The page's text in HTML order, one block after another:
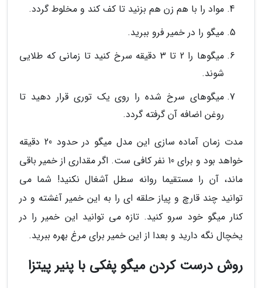
مواد را با هم زن هم بزنید تا کف کند و مخلوط گردد.
میگو را در خمیر فرو ببرید.
میگوها را 2 تا 3 دقیقه سرخ کنید تا زمانی که طلایی
شوند.
میگوهای سرخ شده را روی یک توری قرار دهید تا
روغن اضافه آن گرفته گردد.
مدت زمان آماده سازی این مدل میگو در حدود 20 دقیقه
خواهد بود و برای 10 نفر کافی ست. اگر مقداری از خمیر باقی
ماند، آن را مستقیما روانه سطل آشغال نکنید! شما می
توانید چند قارچ و پیاز حلقه ای را به این خمیر آغشته و در
کنار میگو خود سرو کنید. تازه می توانید این خمیر را در
یخچال نگه دارید و بعدا از این خمیر برای مرغ بهره ببرید.
روش درست کردن میگو پفکی با پنیر پیتزا